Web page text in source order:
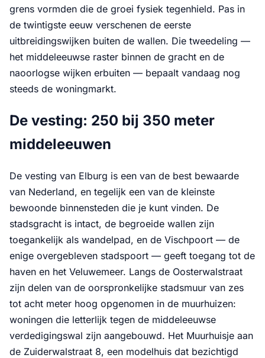
grens vormden die de groei fysiek tegenhield. Pas in
de twintigste eeuw verschenen de eerste
uitbreidingswijken buiten de wallen. Die tweedeling —
het middeleeuwse raster binnen de gracht en de
naoorlogse wijken erbuiten — bepaalt vandaag nog
steeds de woningmarkt.
De vesting: 250 bij 350 meter
middeleeuwen
De vesting van Elburg is een van de best bewaarde
van Nederland, en tegelijk een van de kleinste
bewoonde binnensteden die je kunt vinden. De
stadsgracht is intact, de begroeide wallen zijn
toegankelijk als wandelpad, en de Vischpoort — de
enige overgebleven stadspoort — geeft toegang tot de
haven en het Veluwemeer. Langs de Oosterwalstraat
zijn delen van de oorspronkelijke stadsmuur van zes
tot acht meter hoog opgenomen in de muurhuizen:
woningen die letterlijk tegen de middeleeuwse
verdedigingswal zijn aangebouwd. Het Muurhuisje aan
de Zuiderwalstraat 8, een modelhuis dat bezichtigd